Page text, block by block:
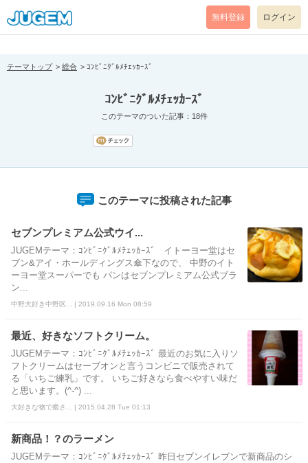
[pear_error: message="Success" code=0 mode=return level=notice
prefix="" info=""]
無料登録 ログイン
テーマトップ 総合 ｺﾝﾋﾞﾆｸﾞﾙﾒﾁｪｯｶｰｽﾞ
ｺﾝﾋﾞﾆｸﾞﾙﾒﾁｪｯｶｰｽﾞ
このテーマのついた記事：18件
このテーマに投稿された記事
セブンプレミアム公式ウイ...
JUGEMテーマ：ｺﾝﾋﾞﾆｸﾞﾙﾒﾁｪｯｶｰｽﾞ イトーヨー堂はセ
ブン&アイ・ホールディングス傘下なので、 中野のイト
ーヨー堂スーパーでも パンはセブンプレミアム公式ブラ
ン...
中野大好き中野区... | 2019.09.16 Mon 08:59
最近、好きなソフトクリーム。
JUGEMテーマ：ｺﾝﾋﾞﾆｸﾞﾙﾒﾁｪｯｶｰｽﾞ 最近のお気に入りソ
フトクリームはセーブオンと言うコンビニで販売されて
る「いちご練乳」です。 いちご好きなら食べやすい味だ
と思います。(^-^) ...
大好きな物で癒さ... | 2015.04.28 Tue 01:13
新商品！？のラーメン
JUGEMテーマ：ｺﾝﾋﾞﾆｸﾞﾙﾒﾁｪｯｶｰｽﾞ 昨日セブンイレブンで新商品のシ